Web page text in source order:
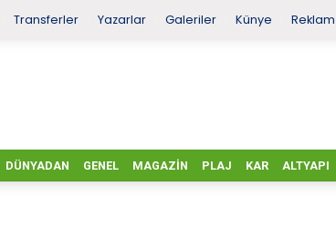
Transferler Yazarlar Galeriler Künye Reklam
DÜNYADAN GENEL MAGAZIN PLAJ KAR ALTYAPI